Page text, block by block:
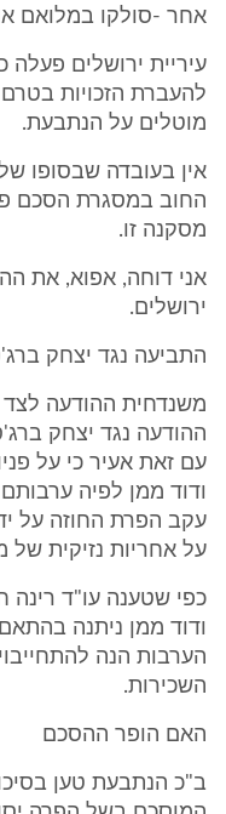
אחר -סולקו במלואם
עיריית ירושלים
להעברת הזכויות
מוטלים על הנתבעת.
אין בעובדה שבסופו
החוב במסגרת הסכם
מסקנה זו.
אני דוחה, אפוא, את
ירושלים.
התביעה נגד יצחק
משנדחית ההודעה לצד
ההודעה נגד יצחק
עם זאת אעיר כי על
ודוד ממן לפיה
עקב הפרת החוזה על
על אחריות נזיקית של
כפי שטענה עו"ד רינה
הערבות הנה
השכירות.
האם הופר ההסכם
ב"כ הנתבעת טען